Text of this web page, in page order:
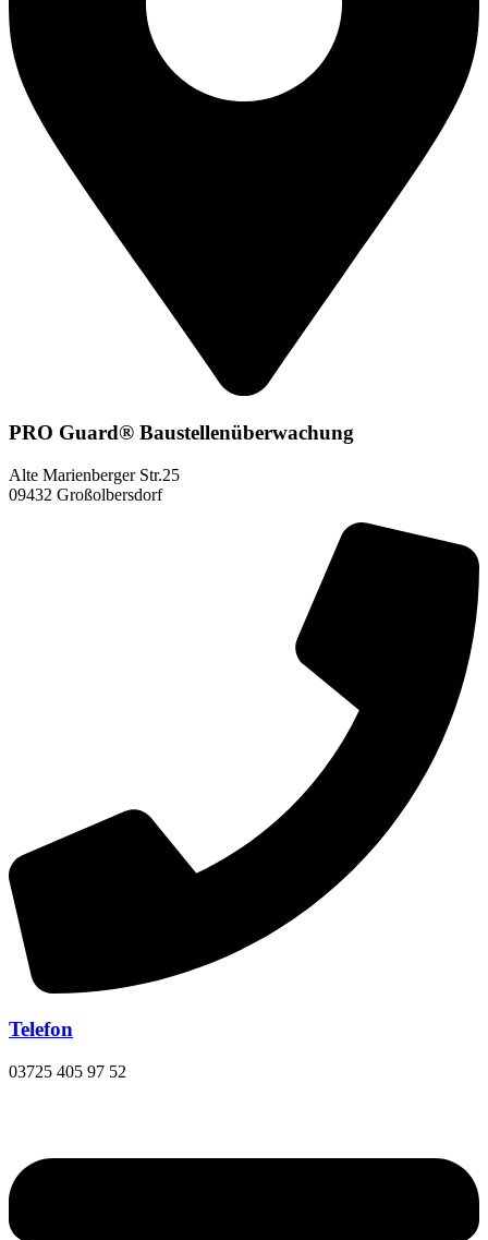
PRO Guard® Baustellen­überwachung
Alte Marienberger Str.25
09432 Großolbersdorf
Telefon
03725 405 97 52